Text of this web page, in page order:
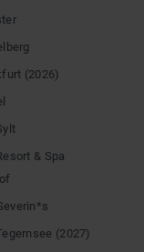
(2026)
& Spa
(2027)